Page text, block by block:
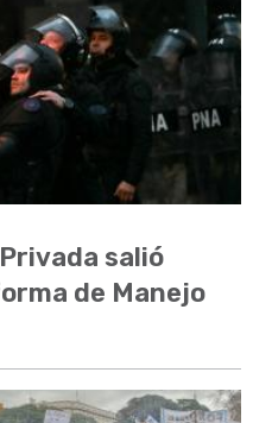
salió
de Manejo